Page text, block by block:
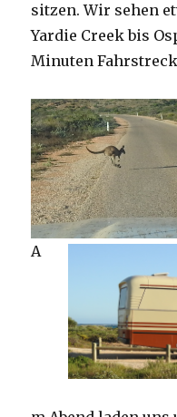
sitzen. Wir sehen
Yardie Creek bis
Minuten
A